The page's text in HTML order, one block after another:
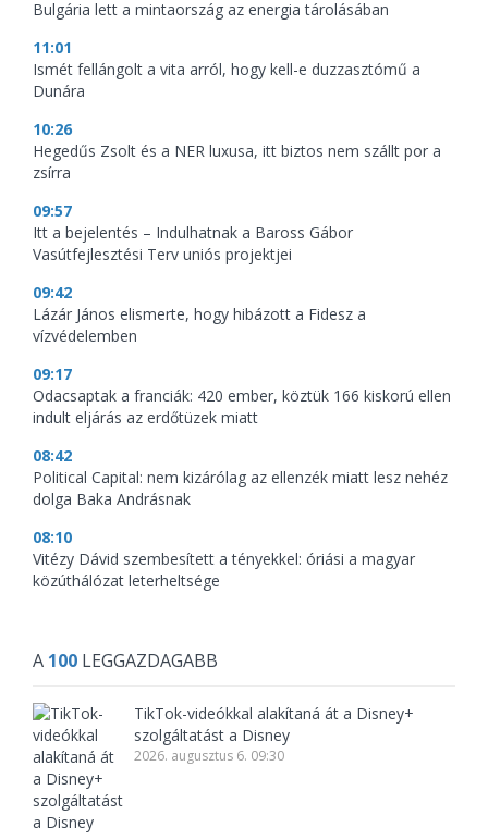
Bulgária lett a mintaország az energia tárolásában
11:01
Ismét fellángolt a vita arról, hogy kell-e duzzasztómű a
Dunára
10:26
Hegedűs Zsolt és a NER luxusa, itt biztos nem szállt por a
zsírra
09:57
Itt a bejelentés – Indulhatnak a Baross Gábor
Vasútfejlesztési Terv uniós projektjei
09:42
Lázár János elismerte, hogy hibázott a Fidesz a
vízvédelemben
09:17
Odacsaptak a franciák: 420 ember, köztük 166 kiskorú ellen
indult eljárás az erdőtüzek miatt
08:42
Political Capital: nem kizárólag az ellenzék miatt lesz nehéz
dolga Baka Andrásnak
08:10
Vitézy Dávid szembesített a tényekkel: óriási a magyar
közúthálózat leterheltsége
A 100 LEGGAZDAGABB
TikTok-videókkal alakítaná át a Disney+
szolgáltatást a Disney
2026. augusztus 6. 09:30